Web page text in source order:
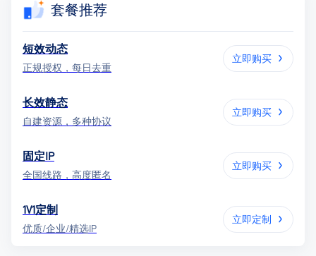
套餐推荐
短效动态
正规授权，每日去重
立即购买
长效静态
自建资源，多种协议
立即购买
固定IP
全国线路，高度匿名
立即购买
1V1定制
优质/企业/精选IP
立即定制